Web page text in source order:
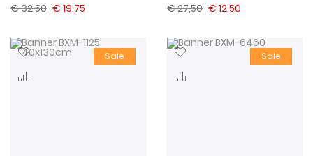
€ 19,75
€ 32,50
€ 12,50
€ 27,50
Sale Sale